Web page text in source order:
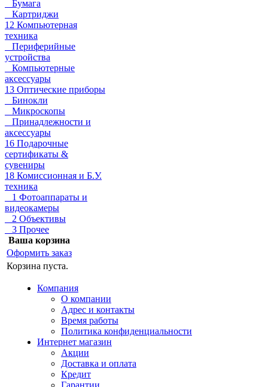
Бумага
Картриджи
12 Компьютерная
техника
Периферийные
устройства
Компьютерные
аксессуары
13 Оптические приборы
Бинокли
Микроскопы
Принадлежности и
аксессуары
16 Подарочные
сертификаты &
сувениры
18 Комиссионная и Б.У.
техника
1 Фотоаппараты и
видеокамеры
2 Объективы
3 Прочее
Ваша корзина
Оформить заказ
Корзина пуста.
Компания
О компании
Адрес и контакты
Время работы
Политика конфиденциальности
Интернет магазин
Акции
Доставка и оплата
Кредит
Гарантии